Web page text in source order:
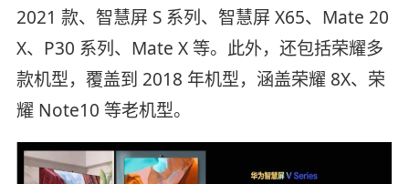
2021 款、智慧屏 S 系列、智慧屏 X65、Mate 20
X、P30 系列、Mate X 等。此外，还包括荣耀多
款机型，覆盖到 2018 年机型，涵盖荣耀 8X、荣
耀 Note10 等老机型。